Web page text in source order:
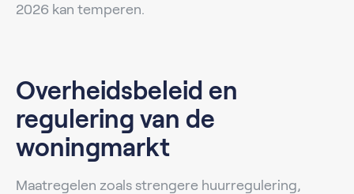
2026 kan temperen.
Overheidsbeleid en
regulering van de
woningmarkt
Maatregelen zoals strengere huurregulering,